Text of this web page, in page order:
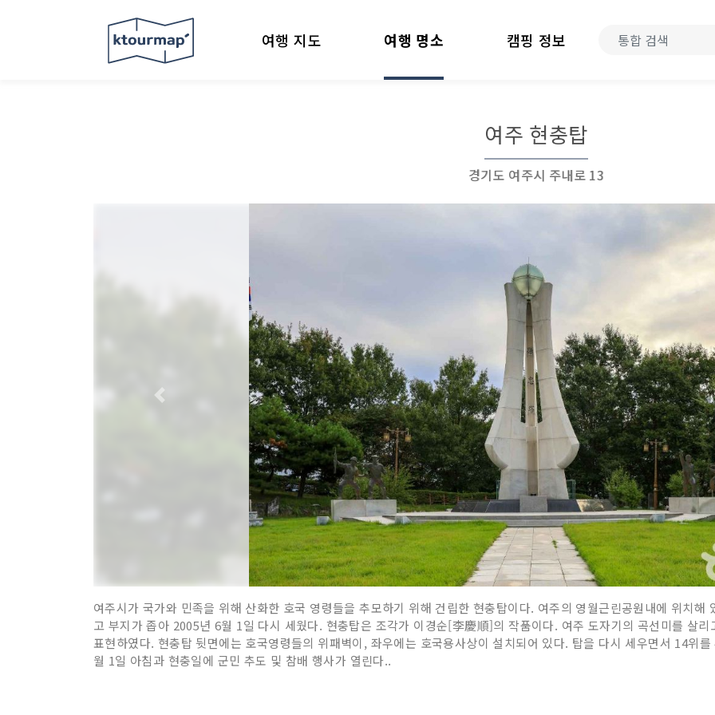
여행 지도 여행 명소 캠핑 정보
여주 현충탑
경기도 여주시 주내로 13
여주시가 국가와 민족을 위해 산화한 호국 영령들을 추모하기 위해 건립한 현충탑이다. 여주의 영월근린공원내에 위치
고 부지가 좁아 2005년 6월 1일 다시 세웠다. 현충탑은 조각가 이경순[李慶順]의 작품이다. 여주 도자기의 곡선미를 살
표현하였다. 현충탑 뒷면에는 호국영령들의 위패벽이, 좌우에는 호국용사상이 설치되어 있다. 탑을 다시 세우면서 14위
월 1일 아침과 현충일에 군민 추도 및 참배 행사가 열린다..